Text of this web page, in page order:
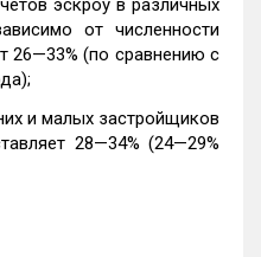
эскроу в различных
от численности
26—33% (по сравнению с
и малых застройщиков
28—34% (24—29%